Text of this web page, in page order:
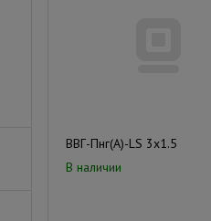
ВВГ-Пнг(А)-LS 3х1.5
В наличии